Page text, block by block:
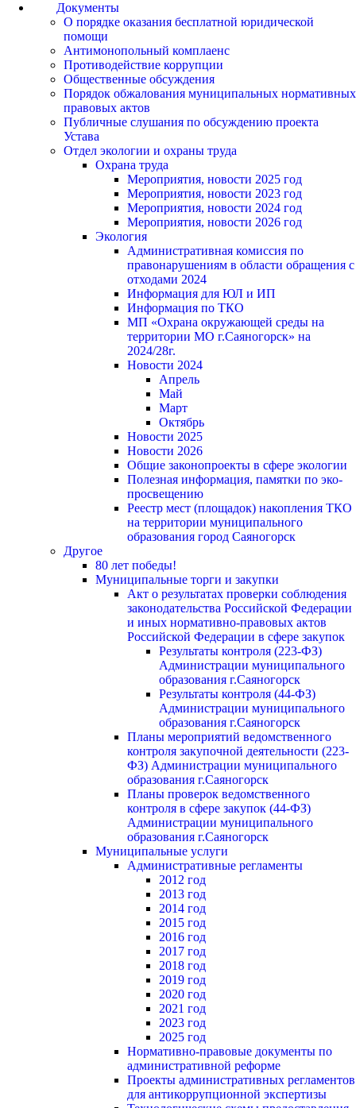
Документы
О порядке оказания бесплатной юридической
помощи
Антимонопольный комплаенс
Противодействие коррупции
Общественные обсуждения
Порядок обжалования муниципальных нормативных
правовых актов
Публичные слушания по обсуждению проекта
Устава
Отдел экологии и охраны труда
Охрана труда
Мероприятия, новости 2025 год
Мероприятия, новости 2023 год
Мероприятия, новости 2024 год
Мероприятия, новости 2026 год
Экология
Административная комиссия по
правонарушениям в области обращения с
отходами 2024
Информация для ЮЛ и ИП
Информация по ТКО
МП «Охрана окружающей среды на
территории МО г.Саяногорск» на
2024/28г.
Новости 2024
Апрель
Май
Март
Октябрь
Новости 2025
Новости 2026
Общие законопроекты в сфере экологии
Полезная информация, памятки по эко-
просвещению
Реестр мест (площадок) накопления ТКО
на территории муниципального
образования город Саяногорск
Другое
80 лет победы!
Муниципальные торги и закупки
Акт о результатах проверки соблюдения
законодательства Российской Федерации
и иных нормативно-правовых актов
Российской Федерации в сфере закупок
Результаты контроля (223-ФЗ)
Администрации муниципального
образования г.Саяногорск
Результаты контроля (44-ФЗ)
Администрации муниципального
образования г.Саяногорск
Планы мероприятий ведомственного
контроля закупочной деятельности (223-
ФЗ) Администрации муниципального
образования г.Саяногорск
Планы проверок ведомственного
контроля в сфере закупок (44-ФЗ)
Администрации муниципального
образования г.Саяногорск
Муниципальные услуги
Административные регламенты
2012 год
2013 год
2014 год
2015 год
2016 год
2017 год
2018 год
2019 год
2020 год
2021 год
2023 год
2025 год
Нормативно-правовые документы по
административной реформе
Проекты административных регламентов
для антикоррупционной экспертизы